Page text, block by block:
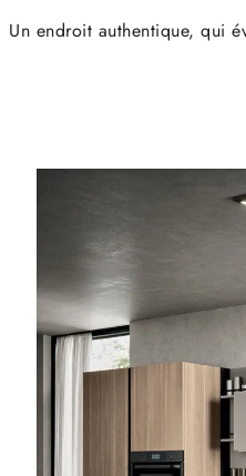
Un endroit authentique, qui